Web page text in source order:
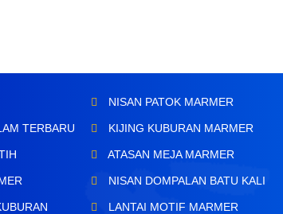
TERBARU
NISAN PATOK MARMER
KIJING KUBURAN MARMER
ATASAN MEJA MARMER
NISAN DOMPALAN BATU KALI
LANTAI MOTIF MARMER